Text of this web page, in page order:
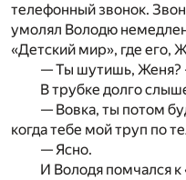
телефонный звонок.
умолял Володю
«Детский мир», где его,
— Ты шутишь, Женя?
В трубке долго
— Вовка, ты потом
когда тебе мой труп по
— Ясно.
И Володя помчался